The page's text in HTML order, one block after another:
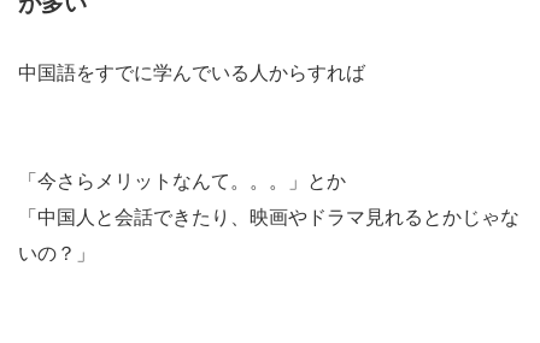
中国語をすでに学んでいる人からすれば
「今さらメリットなんて。。。」とか
「中国人と会話できたり、映画やドラマ見れるとかじゃな
いの？」